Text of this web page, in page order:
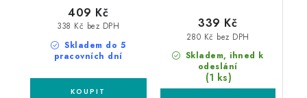
Skladem do 5
pracovních dní
338 Kč bez DPH
409 Kč
Skladem, ihned k
odeslání
(1 ks)
280 Kč bez DPH
339 Kč